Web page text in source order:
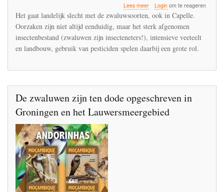
Lees meerover
De
verdwenen
zwaluwen
van
Capelle
IJssel
Loginom te reageren
Het gaat landelijk slecht met de zwaluwsoorten, ook in Capelle.
Oorzaken zijn niet altijd eenduidig, maar het sterk afgenomen
insectenbestand (zwaluwen zijn insecteneters!), intensieve veeteelt
en landbouw, gebruik van pesticiden spelen daarbij een grote rol.
De zwaluwen zijn ten dode opgeschreven in
Groningen en het Lauwersmeergebied